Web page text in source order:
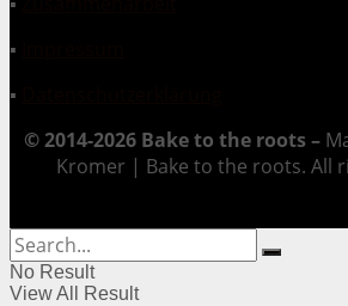
▪
▪
© 2014-2026 Bake to the roots –
Kromer | Bake to the roots. All
No Result
View All Result